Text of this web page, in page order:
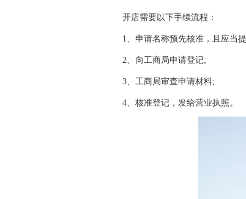
开店需要以下手续流程：
1、申请名称预先核准，且应当
2、向工商局申请登记;
3、工商局审查申请材料;
4、核准登记，发给营业执照。